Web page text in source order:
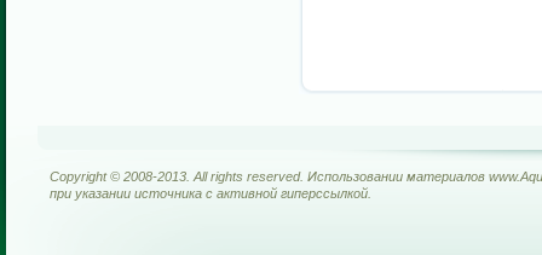
Copyright © 2008-2013. All rights reserved. Использовании материалов
при указании источника с активной гиперссылкой.